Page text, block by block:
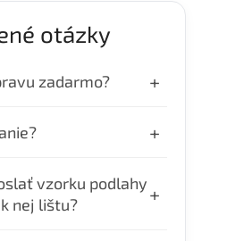
otázky
zadarmo? +
pri objednávke nad +
do 10:00 odosielame
je v pracovné 24–
vzorku podlahy
nej lištu?
+